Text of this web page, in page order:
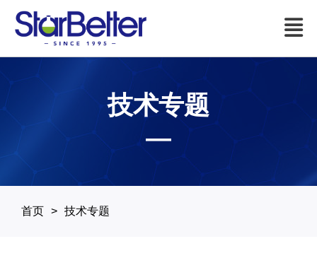
技术专题
—
首页 技术专题